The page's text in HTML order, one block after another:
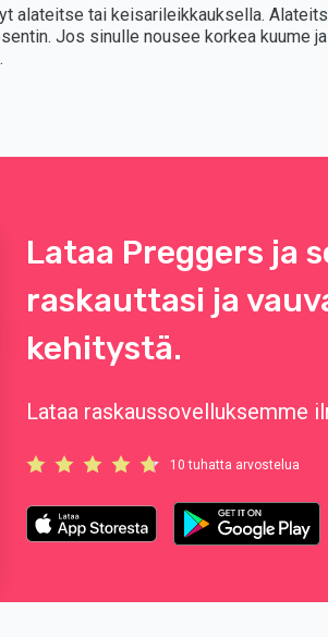
alateitse tai keisarileikkauksella.
Jos sinulle nousee korkea kuume
Lataa Preggers ja
raskauttasi ja
kehitystä.
Lataa raskaussovelluksemme
10 tuhatta arvostelua